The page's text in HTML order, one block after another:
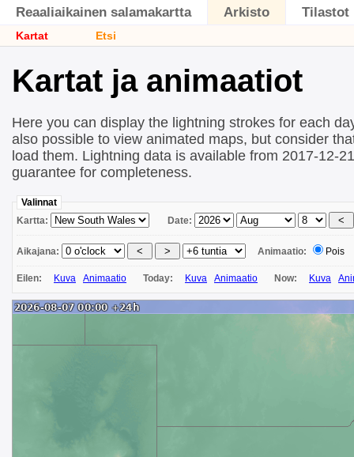
Reaaliaikainen salamakartta Arkisto Tilastot
Kartat Etsi
Kartat ja animaatiot
Here you can display the lightning strokes for each
also possible to view animated maps, but consider
load them. Lightning data is available from 2017-12-
guarantee for completeness.
Valinnat
Kartta:
Date:
Aikajana: Animaatio: Pois
Eilen: Kuva Animaatio Today: Kuva Animaatio Now: Kuva